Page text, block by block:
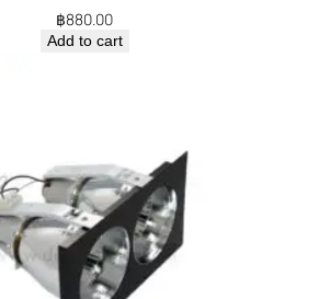
฿880.00
Add to cart